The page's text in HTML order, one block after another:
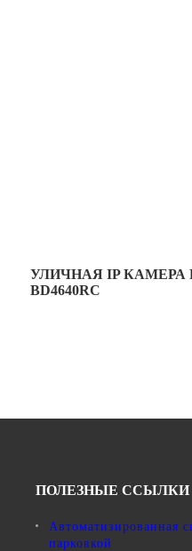
УЛИЧНАЯ IP КАМЕРА
BD4640RC
ПОЛЕЗНЫЕ ССЫЛКИ
Автоматизированная
парковкой